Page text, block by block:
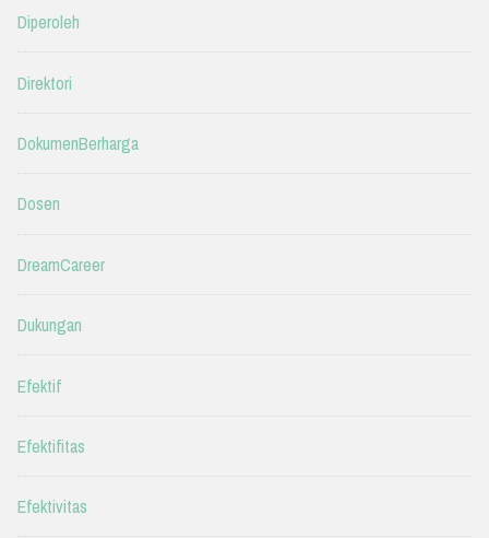
Diperoleh
Direktori
DokumenBerharga
Dosen
DreamCareer
Dukungan
Efektif
Efektifitas
Efektivitas